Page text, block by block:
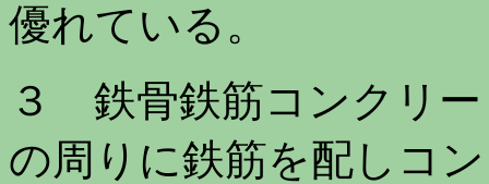
優れている。
３ 鉄骨鉄筋コンクリー
の周りに鉄筋を配しコ